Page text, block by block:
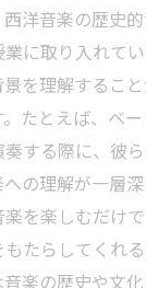
洋音楽の歴史
に取り入れて
を理解するこ
たとえば、ベ
する際に、彼
の理解が一層深
を楽しむだけ
たらしてくれ
楽の歴史や文